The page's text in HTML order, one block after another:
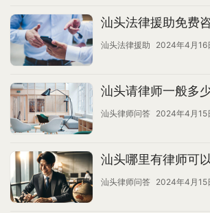
汕头法律援助免费
汕头法律援助 2024年4月16
汕头请律师一般多
汕头律师问答 2024年4月15
汕头哪里有律师可
汕头律师问答 2024年4月15